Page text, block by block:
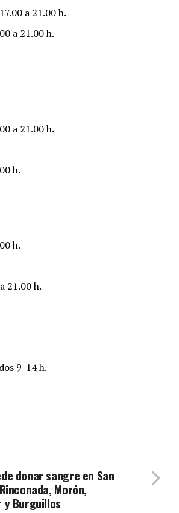
a 21.00 h.
a 21.00 h.
a 21.00 h.
h.
h.
21.00 h.
9-14 h.
donar sangre en San
Morón,
y Burguillos